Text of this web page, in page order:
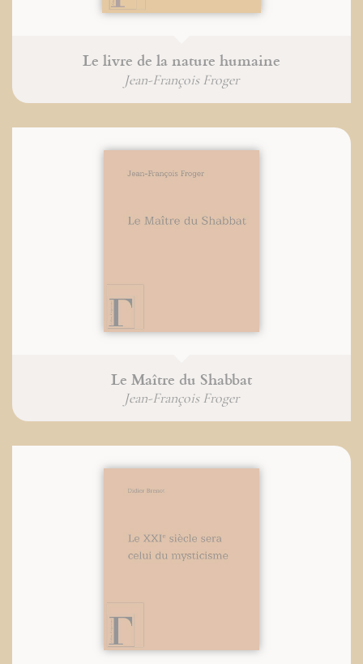
Le livre de la nature humaine
Jean-François Froger
Le Maître du Shabbat
Jean-François Froger